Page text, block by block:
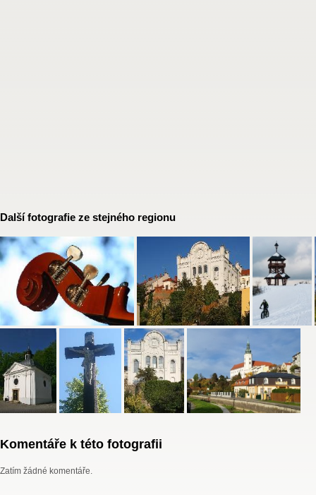
Další fotografie ze stejného regionu
Komentáře k této fotografii
Zatím žádné komentáře.